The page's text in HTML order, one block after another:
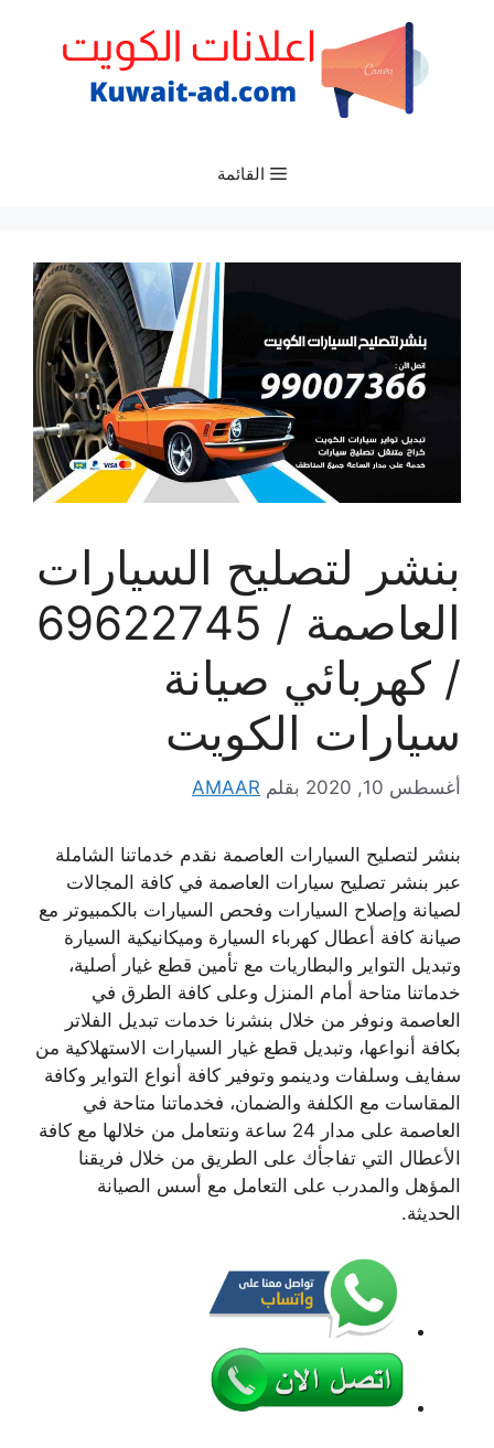
القائمة
بنشر لتصليح السيارات
العاصمة / 69622745
/ كهربائي صيانة
سيارات الكويت
أغسطس 10, 2020 بقلم AMAAR
بنشر لتصليح السيارات العاصمة نقدم خدماتنا الشاملة
عبر بنشر تصليح سيارات العاصمة في كافة المجالات
لصيانة وإصلاح السيارات وفحص السيارات بالكمبيوتر مع
صيانة كافة أعطال كهرباء السيارة وميكانيكية السيارة
وتبديل التواير والبطاريات مع تأمين قطع غيار أصلية،
خدماتنا متاحة أمام المنزل وعلى كافة الطرق في
العاصمة ونوفر من خلال بنشرنا خدمات تبديل الفلاتر
بكافة أنواعها، وتبديل قطع غيار السيارات الاستهلاكية من
سفايف وسلفات ودينمو وتوفير كافة أنواع التواير وكافة
المقاسات مع الكلفة والضمان، فخدماتنا متاحة في
العاصمة على مدار 24 ساعة ونتعامل من خلالها مع كافة
الأعطال التي تفاجأك على الطريق من خلال فريقنا
المؤهل والمدرب على التعامل مع أسس الصيانة
الحديثة.